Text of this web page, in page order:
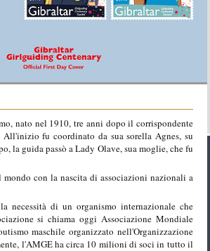
nato nel 1910, tre anni dopo il corrispondente
fu coordinato da sua sorella Agnes, su
la guida passò a Lady Olave, sua moglie, che fu
con la nascita di associazioni nazionali a
necessità di un organismo internazionale che
si chiama oggi Associazione Mondiale
maschile organizzato nell'Organizzazione
l'AMGE ha circa 10 milioni di soci in tutto il